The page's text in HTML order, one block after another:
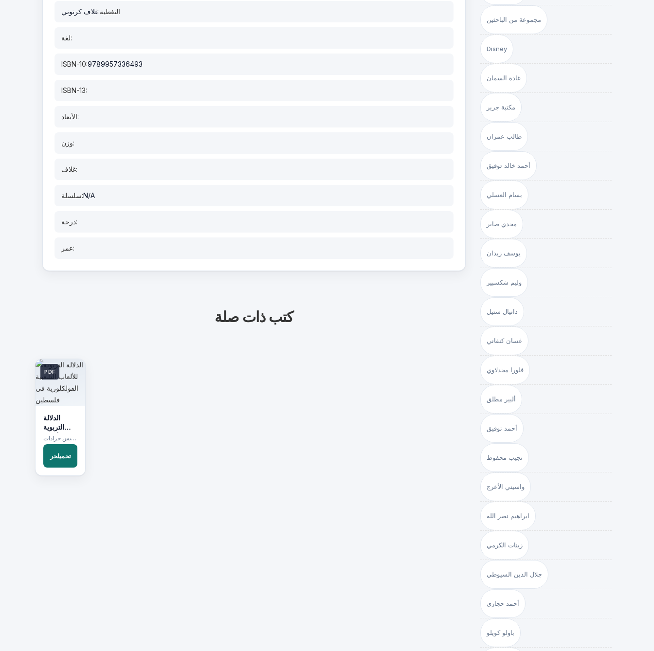
التغطية:غلاف كرتوني
لغة:
ISBN-10:9789957336493
ISBN-13:
الأبعاد:
وزن:
غلاف:
سلسلة:N/A
درجة:
عمر:
كتب ذات صلة
PDF
الدلالة
التربوية
للألعاب
الشعبية
الفولكلورية
في
مؤلف:إدريس جرادات
تحميلحر
مجموعة من الباحثين
Disney
غادة السمان
مكتبة جرير
طالب عمران
أحمد خالد توفيق
بسام العسلي
مجدي صابر
يوسف زيدان
وليم شكسبير
دانيال ستيل
غسان كنفاني
فلورا مجدلاوي
ألبير مطلق
أحمد توفيق
نجيب محفوظ
واسيني الأعرج
ابراهيم نصر الله
زينات الكرمي
جلال الدين السيوطي
أحمد حجازي
باولو كويلو